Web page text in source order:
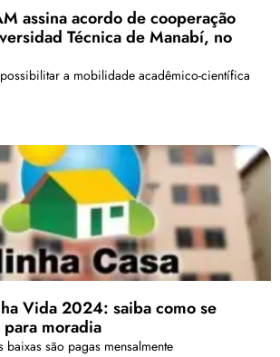
assina acordo de cooperação
Técnica de Manabí, no
a mobilidade acadêmico-científica
Vida 2024: saiba como se
moradia
baixas são pagas mensalmente